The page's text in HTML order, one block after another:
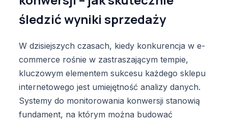
śledzić wyniki sprzedaży
W dzisiejszych czasach, kiedy konkurencja w e-
commerce rośnie w zastraszającym tempie,
kluczowym elementem sukcesu każdego sklepu
internetowego jest umiejętność analizy danych.
Systemy do monitorowania konwersji stanowią
fundament, na którym można budować